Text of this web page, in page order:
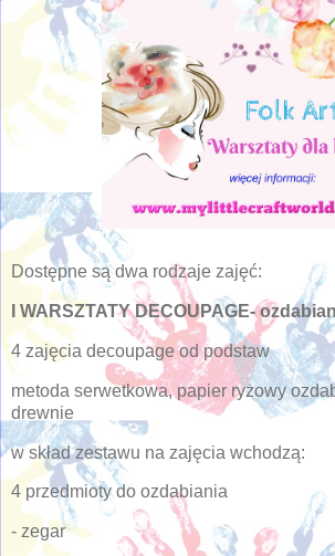
Dostępne są dwa rodzaje zajęć:
I WARSZTATY DECOUPAGE-
4 zajęcia decoupage od podstaw
metoda serwetkowa, papier ryżowy
drewnie
w skład zestawu na zajęcia wchodzą:
4 przedmioty do ozdabiania
- zegar